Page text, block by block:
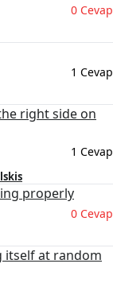
0 Cevap
1 Cevap
right side on
1 Cevap
properly
0 Cevap
itself at random